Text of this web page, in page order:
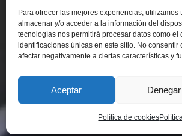
Para ofrecer las mejores experiencias,
almacenar y/o acceder a la información del
tecnologías nos permitirá procesar datos como
identificaciones únicas en este sitio. No consentir
afectar negativamente a ciertas características y
Aceptar Denegar
Política de cookies